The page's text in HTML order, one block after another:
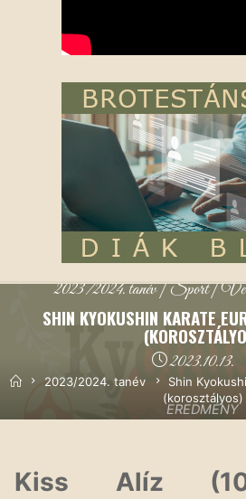
2023/2024. tanév|Sport|
SHIN KYOKUSHIN KARATE
2023.10.13.
EREDMÉNY
Kezdőoldal
2023/2024. tanév
Shin
(korosztályos)
Kiss Alíz